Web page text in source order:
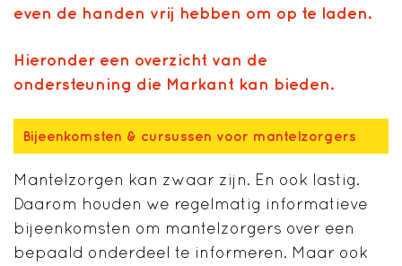
even de handen vrij hebben om op te laden.
Hieronder een overzicht van de
ondersteuning die Markant kan bieden.
Bijeenkomsten & cursussen voor mantelzorgers
Mantelzorgen kan zwaar zijn. En ook lastig.
Daarom houden we regelmatig informatieve
bijeenkomsten om mantelzorgers over een
bepaald onderdeel te informeren. Maar ook